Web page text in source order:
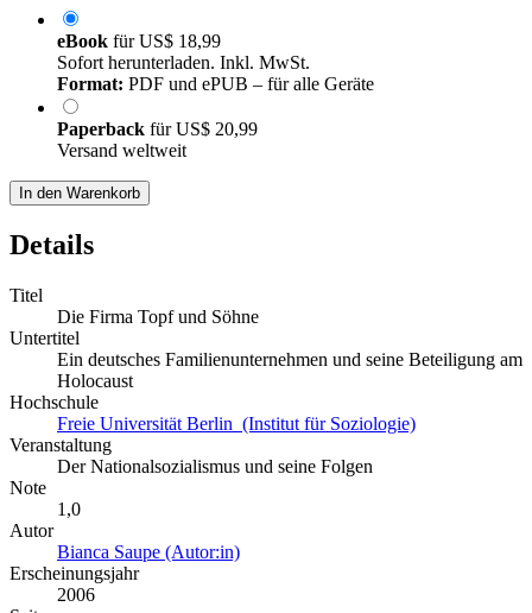
eBook fürUS$ 18,99
Sofort herunterladen. Inkl. MwSt.
Format: PDF und ePUB – für alle Geräte
Paperback fürUS$ 20,99
Versand weltweit
In den Warenkorb
Details
Titel
Die Firma Topf und Söhne
Untertitel
Ein deutsches Familienunternehmen und seine Beteiligung am
Holocaust
Hochschule
Freie Universität Berlin (Institut für Soziologie)
Veranstaltung
Der Nationalsozialismus und seine Folgen
Note
1,0
Autor
Bianca Saupe (Autor:in)
Erscheinungsjahr
2006